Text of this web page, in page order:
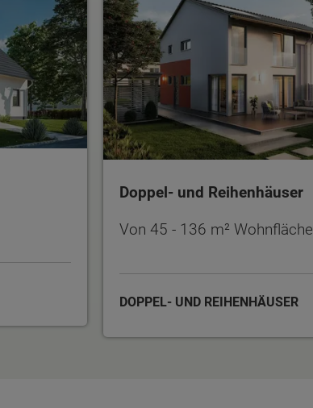
Doppel- und Reihenhäuser
Von 45 - 136 m² Wohnfläche
DOPPEL- UND REIHENHÄUSER